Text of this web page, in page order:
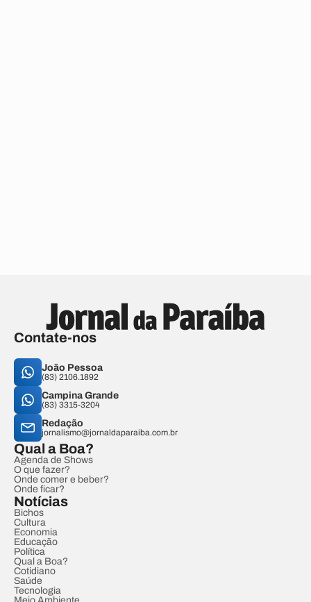
Contate-nos
João Pessoa
(83) 2106.1892
Campina Grande
(83) 3315-3204
Redação
jornalismo@jornaldaparaiba.com.br
Qual a Boa?
Agenda de Shows
O que fazer?
Onde comer e beber?
Onde ficar?
Notícias
Bichos
Cultura
Economia
Educação
Política
Qual a Boa?
Cotidiano
Saúde
Tecnologia